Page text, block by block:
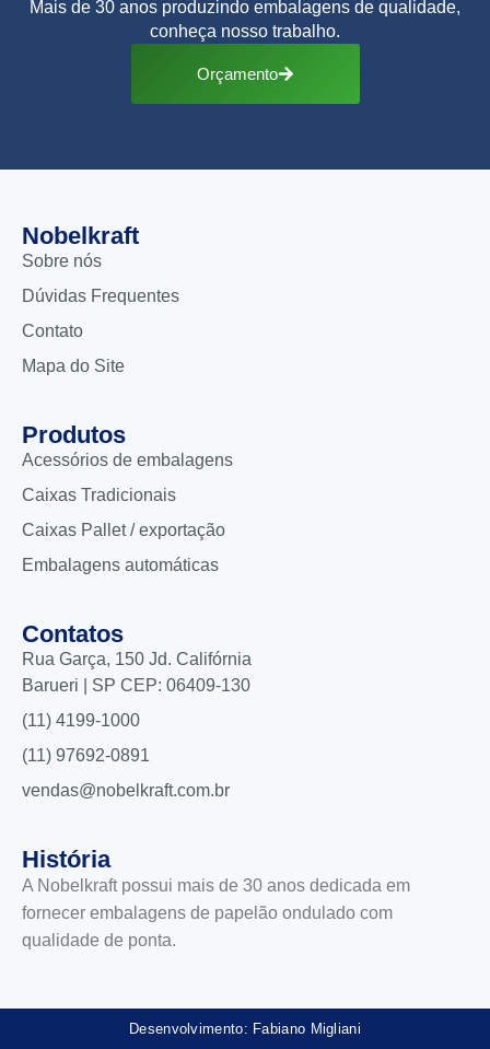
Mais de 30 anos produzindo embalagens de qualidade,
conheça nosso trabalho.
Orçamento
Nobelkraft
Sobre nós
Dúvidas Frequentes
Contato
Mapa do Site
Produtos
Acessórios de embalagens
Caixas Tradicionais
Caixas Pallet / exportação
Embalagens automáticas
Contatos
Rua Garça, 150 Jd. Califórnia
Barueri | SP CEP: 06409-130
(11) 4199-1000
(11) 97692-0891
vendas@nobelkraft.com.br
História
A Nobelkraft possui mais de 30 anos dedicada em
fornecer embalagens de papelão ondulado com
qualidade de ponta.
Desenvolvimento: Fabiano Migliani